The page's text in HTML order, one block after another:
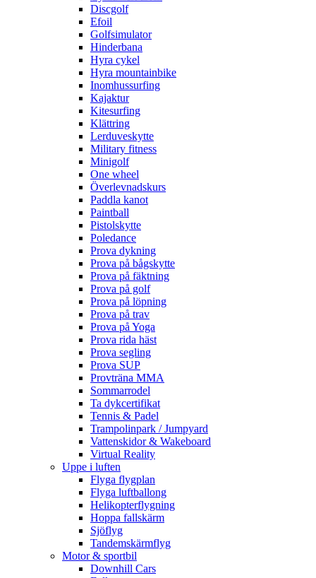
Discgolf
Efoil
Golfsimulator
Hinderbana
Hyra cykel
Hyra mountainbike
Inomhussurfing
Kajaktur
Kitesurfing
Klättring
Lerduveskytte
Military fitness
Minigolf
One wheel
Överlevnadskurs
Paddla kanot
Paintball
Pistolskytte
Poledance
Prova dykning
Prova på bågskytte
Prova på fäktning
Prova på golf
Prova på löpning
Prova på trav
Prova på Yoga
Prova rida häst
Prova segling
Prova SUP
Provträna MMA
Sommarrodel
Ta dykcertifikat
Tennis & Padel
Trampolinpark / Jumpyard
Vattenskidor & Wakeboard
Virtual Reality
Uppe i luften
Flyga flygplan
Flyga luftballong
Helikopterflygning
Hoppa fallskärm
Sjöflyg
Tandemskärmflyg
Motor & sportbil
Downhill Cars